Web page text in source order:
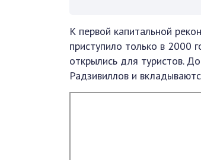
К первой капитальной
приступило только в 2000
открылись для туристов.
Радзивиллов и